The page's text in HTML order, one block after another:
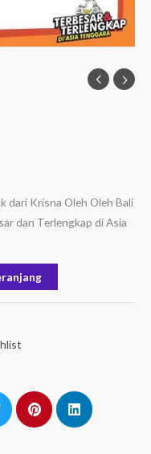
dari Krisna Oleh Oleh Bali
dan Terlengkap di Asia